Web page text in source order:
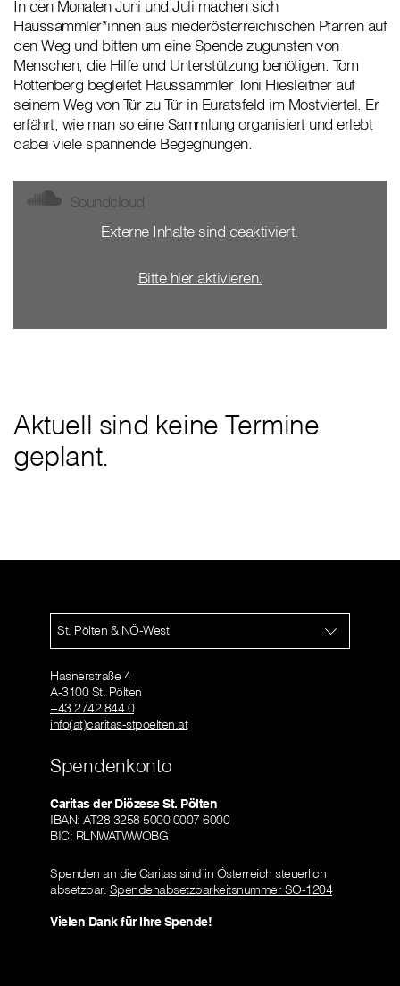
In den Monaten Juni und Juli machen sich
Haussammler*innen aus niederösterreichischen Pfarren auf
den Weg und bitten um eine Spende zugunsten von
Menschen, die Hilfe und Unterstützung benötigen. Tom
Rottenberg begleitet Haussammler Toni Hiesleitner auf
seinem Weg von Tür zu Tür in Euratsfeld im Mostviertel. Er
erfährt, wie man so eine Sammlung organisiert und erlebt
dabei viele spannende Begegnungen.
Soundcloud
Externe Inhalte sind deaktiviert.
Bitte hier aktivieren.
Aktuell sind keine Termine
geplant.
St. Pölten & NÖ-West
Hasnerstraße 4
A-3100 St. Pölten
+43 2742 844 0
info(at)caritas-stpoelten.at
Spendenkonto
Caritas der Diözese St. Pölten
IBAN: AT28 3258 5000 0007 6000
BIC: RLNWATWWOBG
Spenden an die Caritas sind in Österreich steuerlich
absetzbar. Spendenabsetzbarkeitsnummer SO-1204
Vielen Dank für Ihre Spende!